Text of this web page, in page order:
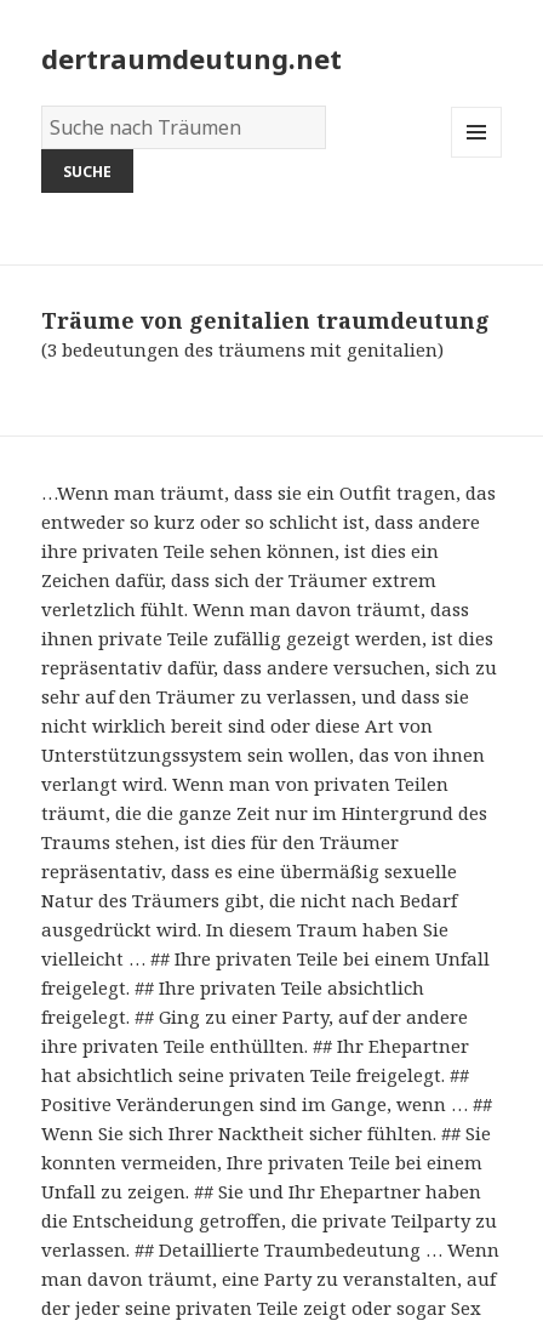
dertraumdeutung.net
Wörterbuch
der
Träume:
Träume von genitalien traumdeutung
(3 bedeutungen des träumens mit genitalien)
…Wenn man träumt, dass sie ein Outfit tragen, das
entweder so kurz oder so schlicht ist, dass andere
ihre privaten Teile sehen können, ist dies ein
Zeichen dafür, dass sich der Träumer extrem
verletzlich fühlt. Wenn man davon träumt, dass
ihnen private Teile zufällig gezeigt werden, ist dies
repräsentativ dafür, dass andere versuchen, sich zu
sehr auf den Träumer zu verlassen, und dass sie
nicht wirklich bereit sind oder diese Art von
Unterstützungssystem sein wollen, das von ihnen
verlangt wird. Wenn man von privaten Teilen
träumt, die die ganze Zeit nur im Hintergrund des
Traums stehen, ist dies für den Träumer
repräsentativ, dass es eine übermäßig sexuelle
Natur des Träumers gibt, die nicht nach Bedarf
ausgedrückt wird. In diesem Traum haben Sie
vielleicht … ## Ihre privaten Teile bei einem Unfall
freigelegt. ## Ihre privaten Teile absichtlich
freigelegt. ## Ging zu einer Party, auf der andere
ihre privaten Teile enthüllten. ## Ihr Ehepartner
hat absichtlich seine privaten Teile freigelegt. ##
Positive Veränderungen sind im Gange, wenn … ##
Wenn Sie sich Ihrer Nacktheit sicher fühlten. ## Sie
konnten vermeiden, Ihre privaten Teile bei einem
Unfall zu zeigen. ## Sie und Ihr Ehepartner haben
die Entscheidung getroffen, die private Teilparty zu
verlassen. ## Detaillierte Traumbedeutung … Wenn
man davon träumt, eine Party zu veranstalten, auf
der jeder seine privaten Teile zeigt oder sogar Sex